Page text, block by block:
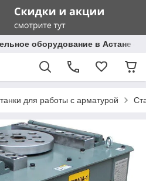
оборудование в Астане с
для работы с арматурой